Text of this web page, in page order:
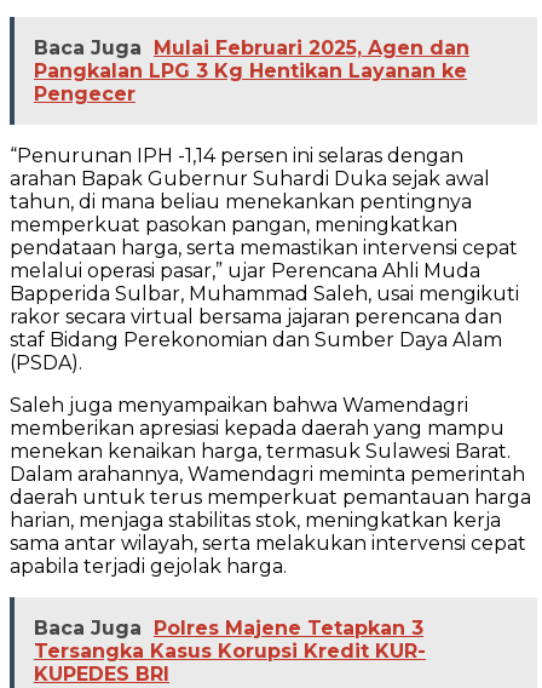
Baca Juga
Mulai Februari 2025, Agen dan
Pangkalan LPG 3 Kg Hentikan Layanan ke
Pengecer
“Penurunan IPH -1,14 persen ini selaras dengan
arahan Bapak Gubernur Suhardi Duka sejak awal
tahun, di mana beliau menekankan pentingnya
memperkuat pasokan pangan, meningkatkan
pendataan harga, serta memastikan intervensi cepat
melalui operasi pasar,” ujar Perencana Ahli Muda
Bapperida Sulbar, Muhammad Saleh, usai mengikuti
rakor secara virtual bersama jajaran perencana dan
staf Bidang Perekonomian dan Sumber Daya Alam
(PSDA).
Saleh juga menyampaikan bahwa Wamendagri
memberikan apresiasi kepada daerah yang mampu
menekan kenaikan harga, termasuk Sulawesi Barat.
Dalam arahannya, Wamendagri meminta pemerintah
daerah untuk terus memperkuat pemantauan harga
harian, menjaga stabilitas stok, meningkatkan kerja
sama antar wilayah, serta melakukan intervensi cepat
apabila terjadi gejolak harga.
Baca Juga
Polres Majene Tetapkan 3
Tersangka Kasus Korupsi Kredit KUR-
KUPEDES BRI